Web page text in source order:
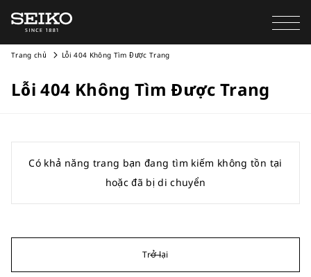
Trang chủ Lỗi 404 Không Tìm Được Trang
Lỗi 404 Không Tìm Được Trang
Có khả năng trang bạn đang tìm kiếm không tồn tại
hoặc đã bị di chuyển
Trở lại